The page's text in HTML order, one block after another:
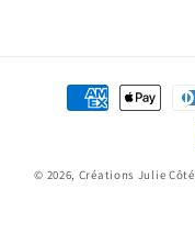
Moyens
© 2026, Créations Julie Côté